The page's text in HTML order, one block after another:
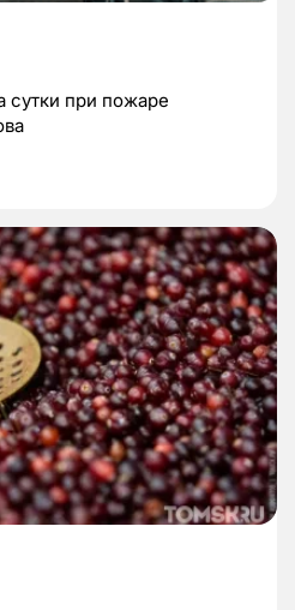
сутки при пожаре